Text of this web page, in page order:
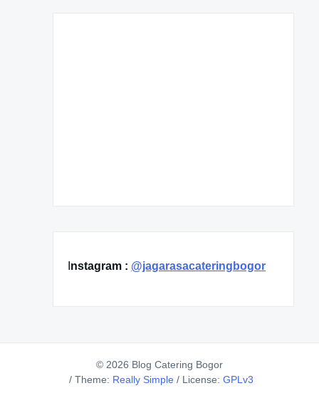
nstagram : @jagarasacateringbogor
© 2026 Blog Catering Bogor
/ Theme: Really Simple / License: GPLv3